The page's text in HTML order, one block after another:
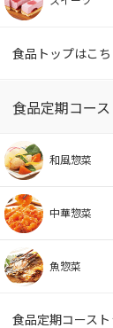
食品トップはこち
食品定期コース
和風惣菜
中華惣菜
魚惣菜
食品定期コース